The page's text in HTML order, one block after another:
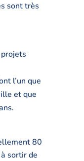
sont très
l’un que
et que
80
sortir de